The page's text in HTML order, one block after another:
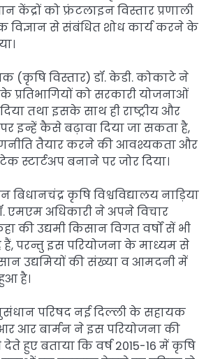
केंद्रों को फ्रंटलाइन विस्तार प्रणाली
विज्ञान से संबंधित शोध कार्य करने के
(कृषि विस्तार) डॉ. केडी. कोकाटे ने
प्रतिभागियों को सरकारी योजनाओं
तथा इसके साथ ही राष्ट्रीय और
पर इन्हें कैसे बढ़ावा दिया जा सकता है,
तैयार करने की आवश्यकता और
स्टार्टअप बनाने पर जोर दिया।
बिधानचंद्र कृषि विश्वविद्यालय नाड़िया
एमएम अधिकारी ने अपने विचार
की उद्यमी किसान विगत वर्षों सें भी
हैं, परन्तु इस परियोजना के माध्यम से
उद्यमियों की संख्या व आमदनी में
है।
परिषद नई दिल्ली के सहायक
आर बार्मन ने इस परियोजना की
हुए बताया कि वर्ष 2015-16 में कृषि